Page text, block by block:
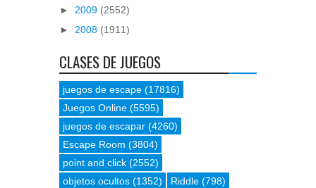
► 2009 (2552)
► 2008 (1911)
CLASES DE JUEGOS
juegos de escape (17816)
Juegos Online (5595)
juegos de escapar (4260)
Escape Room (3804)
point and click (2552)
objetos ocultos (1352) Riddle (798)